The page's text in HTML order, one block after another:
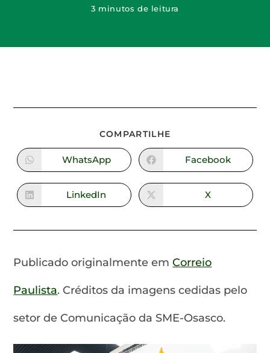
3 minutos de leitura
COMPARTILHE
WhatsApp Facebook
LinkedIn X
Publicado originalmente emCorreio
Paulista. Créditos da imagens cedidas pelo
setor de Comunicação da SME-Osasco.